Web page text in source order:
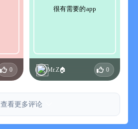
0
很有需要的app
Mr.Z🏠 0
查看更多评论